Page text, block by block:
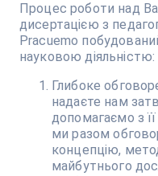
Процес роботи над
дисертацією з
Pracuemo
науковою діяльністю:
Глибоке
надаєте нам
допомагаємо з
ми разом
концепцію,
майбутнього